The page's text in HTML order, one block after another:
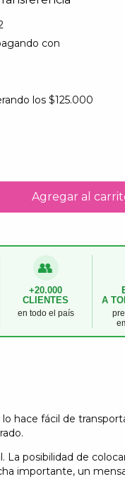
con
los$125.000
👥
+20.000
CLIENTES
en todo el país
A
hace fácil de
La posibilidad de
importante, un